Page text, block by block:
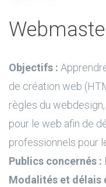
Objectifs :
de création web
règles du
pour le web afin de
professionnels pour
Publics concernés :
Modalités et délais